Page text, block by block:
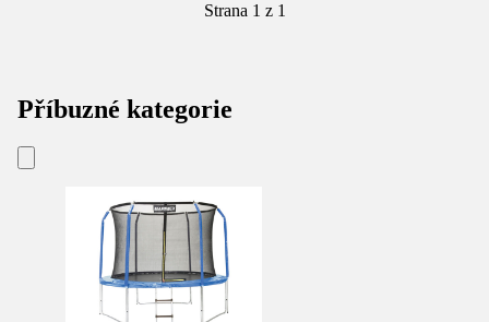
Strana 1 z 1
Příbuzné kategorie